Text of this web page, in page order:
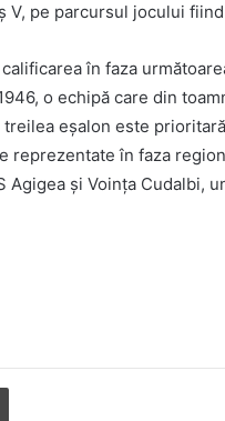
V, pe parcursul jocului
în faza
o echipă care din
eșalon este
reprezentate în faza
Agigea și Voința Cudalbi,